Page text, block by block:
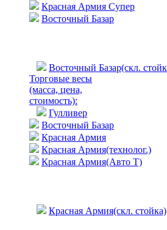
Красная Армия Супер
Восточный Базар
Восточный Базар(скл.
Торговые весы
(масса, цена,
стоимость):
Гулливер
Восточный Базар
Красная Армия
Красная Армия(технолог.)
Красная Армия(Авто Т)
Красная Армия(скл. стойка)